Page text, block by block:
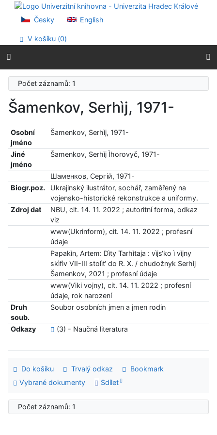
Přejít na obsah
Přejít na menu
Prohlášení o webové přístupnosti
Česky English
V košíku (0)
Počet záznamů: 1
Šamenkov, Serhìj, 1971-
Osobní
jméno
Šamenkov, Serhìj, 1971-
Jiné
jméno
Šamenkov, Serhìj Ìhorovyč, 1971-
Шаменков, Сергій, 1971-
Biogr.poz.
Ukrajinský ilustrátor, sochář, zaměřený na
vojensko-historické rekonstrukce a uniformy.
Zdroj dat
NBU, cit. 14. 11. 2022 ; autoritní forma, odkaz
viz
www(Ukrinform), cit. 14. 11. 2022 ; profesní
údaje
Papakìn, Artem: Dìty Tarhìtaja : vìjs‘ko ì vìjny
skìfìv VII-III stolìt‘ do R. X. / chudožnyk Serhìj
Šamenkov, 2021 ; profesní údaje
www(Viki vojny), cit. 14. 11. 2022 ; profesní
údaje, rok narození
Druh
soub.
Soubor osobních jmen a jmen rodin
Odkazy (3) - Naučná literatura
Do košíku Trvalý odkaz
Bookmark
Vybrané dokumenty
Sdílet
Počet záznamů: 1